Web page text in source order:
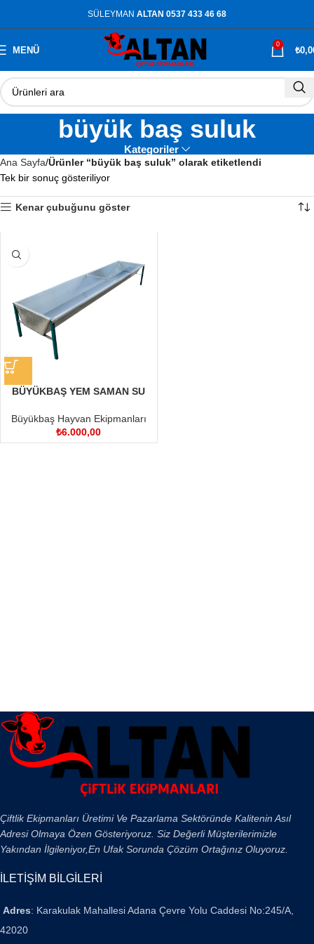
SÜLEYMAN ALTAN 0537 433 46 68
MENÜ
0
₺
büyük baş suluk
Kategoriler
Ana Sayfa Ürünler “büyük baş suluk” olarak etiketlendi
Tek bir sonuç gösteriliyor
Kenar çubuğunu göster
BÜYÜKBAŞ YEM SAMAN SU
Büyükbaş Hayvan Ekipmanları
₺6.000,00
Çiftlik Ekipmanları Üretimi Ve Pazarlama Sektöründe Kalitenin Asıl
Adresi Olmaya Özen Gösteriyoruz. Siz Değerli Müşterilerimizle
Yakından İlgileniyor,En Ufak Sorunda Çözüm Ortağınız Oluyoruz.
İLETİŞİM BİLGİLERİ
Adres: Karakulak Mahallesi Adana Çevre Yolu Caddesi No:245/A,
42020